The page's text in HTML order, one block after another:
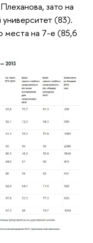
зато на
(83).
места на 7-е (85,6